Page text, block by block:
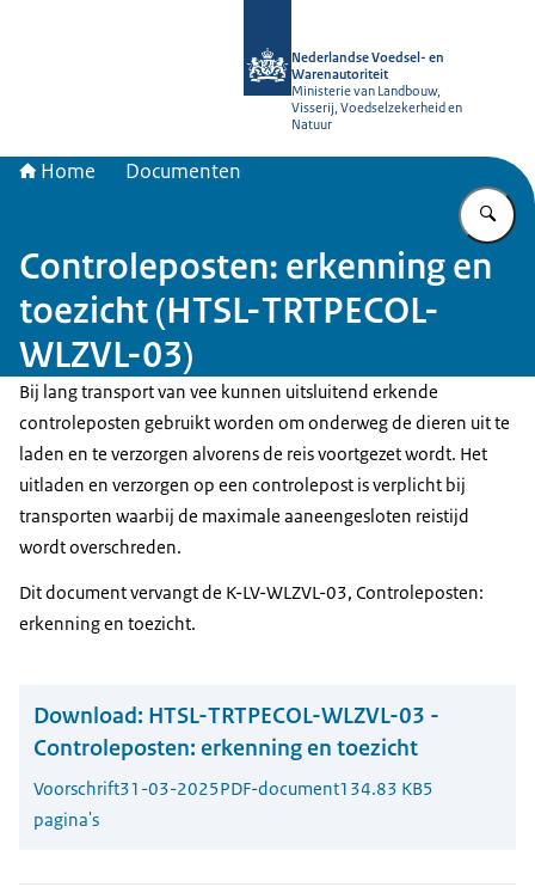
Nederlandse Voedsel- en
Warenautoriteit
Ministerie van Landbouw,
Visserij, Voedselzekerheid en
Natuur
Home Documenten
Controleposten: erkenning en
toezicht (HTSL-TRTPECOL-
WLZVL-03)
Bij lang transport van vee kunnen uitsluitend erkende
controleposten gebruikt worden om onderweg de dieren uit te
laden en te verzorgen alvorens de reis voortgezet wordt. Het
uitladen en verzorgen op een controlepost is verplicht bij
transporten waarbij de maximale aaneengesloten reistijd
wordt overschreden.
Dit document vervangt de K-LV-WLZVL-03, Controleposten:
erkenning en toezicht.
Download: HTSL-TRTPECOL-WLZVL-03 -
Controleposten: erkenning en toezicht
Voorschrift31-03-2025PDF-document134.83 KB5
pagina's